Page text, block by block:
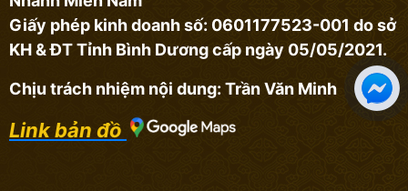
Giấy phép kinh doanh số: 0601177523-001 do sở
KH & ĐT Tỉnh Bình Dương cấp ngày 05/05/2021.
Chịu trách nhiệm nội dung: Trần Văn Minh
Link bản đồ